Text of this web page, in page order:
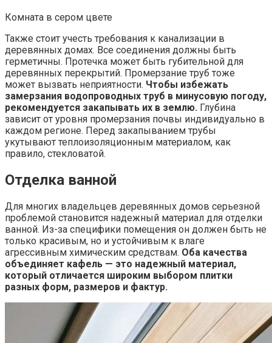
Комната в сером цвете
Также стоит учесть требования к канализации в
деревянных домах. Все соединения должны быть
герметичны. Протечка может быть губительной для
деревянных перекрытий. Промерзание труб тоже
может вызвать неприятности. Чтобы избежать
замерзания водопроводных труб в минусовую погоду,
рекомендуется закапывать их в землю. Глубина
зависит от уровня промерзания почвы индивидуально в
каждом регионе. Перед закапыванием трубы
укутывают теплоизоляционным материалом, как
правило, стекловатой.
Отделка ванной
Для многих владельцев деревянных домов серьезной
проблемой становится надежный материал для отделки
ванной. Из-за специфики помещения он должен быть не
только красивым, но и устойчивым к влаге
агрессивным химическим средствам. Оба качества
объединяет кафель — это надежный материал,
который отличается широким выбором плитки
разных форм, размеров и фактур.